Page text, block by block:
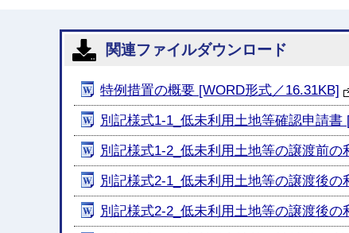
関連ファイルダウンロード
特例措置の概要 [WORD形式／16.31KB]
別記様式1-1_低未利用土地等確認申請書
別記様式1-2_低未利用土地等の譲渡前
別記様式2-1_低未利用土地等の譲渡後
別記様式2-2_低未利用土地等の譲渡後